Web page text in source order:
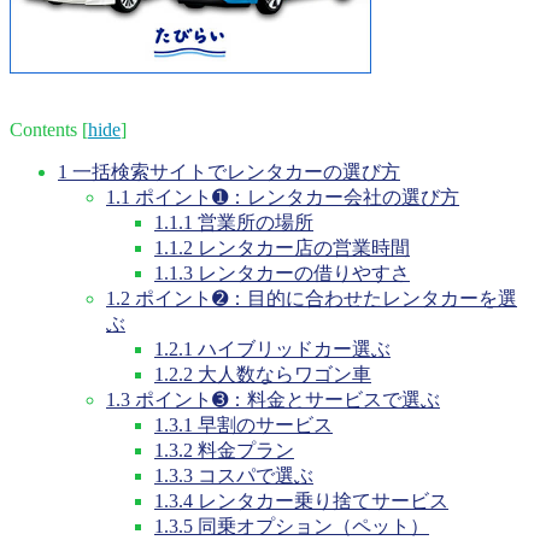
Contents [hide]
1 一括検索サイトでレンタカーの選び方
1.1 ポイント➊：レンタカー会社の選び方
1.1.1 営業所の場所
1.1.2 レンタカー店の営業時間
1.1.3 レンタカーの借りやすさ
1.2 ポイント➋：目的に合わせたレンタカーを選
ぶ
1.2.1 ハイブリッドカー選ぶ
1.2.2 大人数ならワゴン車
1.3 ポイント➌：料金とサービスで選ぶ
1.3.1 早割のサービス
1.3.2 料金プラン
1.3.3 コスパで選ぶ
1.3.4 レンタカー乗り捨てサービス
1.3.5 同乗オプション（ペット）